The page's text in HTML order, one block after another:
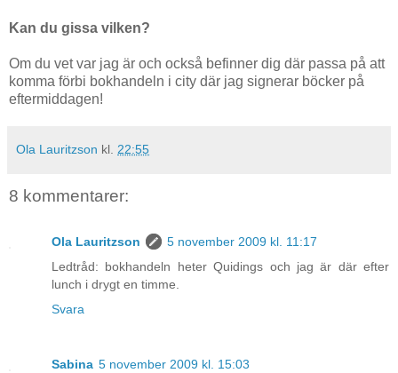
Kan du gissa vilken?
Om du vet var jag är och också befinner dig där passa på att
komma förbi bokhandeln i city där jag signerar böcker på
eftermiddagen!
Ola Lauritzson kl. 22:55
8 kommentarer:
Ola Lauritzson
5 november 2009 kl. 11:17
Ledtråd: bokhandeln heter Quidings och jag är där efter
lunch i drygt en timme.
Svara
Sabina 5 november 2009 kl. 15:03